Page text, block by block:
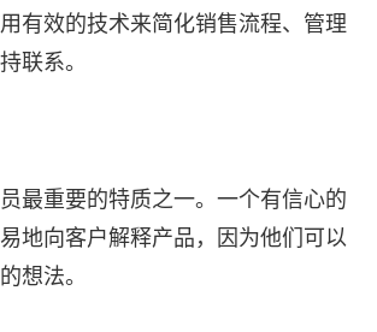
有效的技术来简化销售流程、管理
联系。
最重要的特质之一。一个有信心的
地向客户解释产品，因为他们可以
想法。